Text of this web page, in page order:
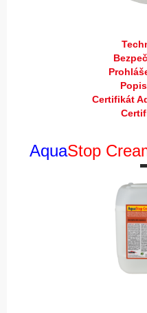
Certifikát
AquaStop